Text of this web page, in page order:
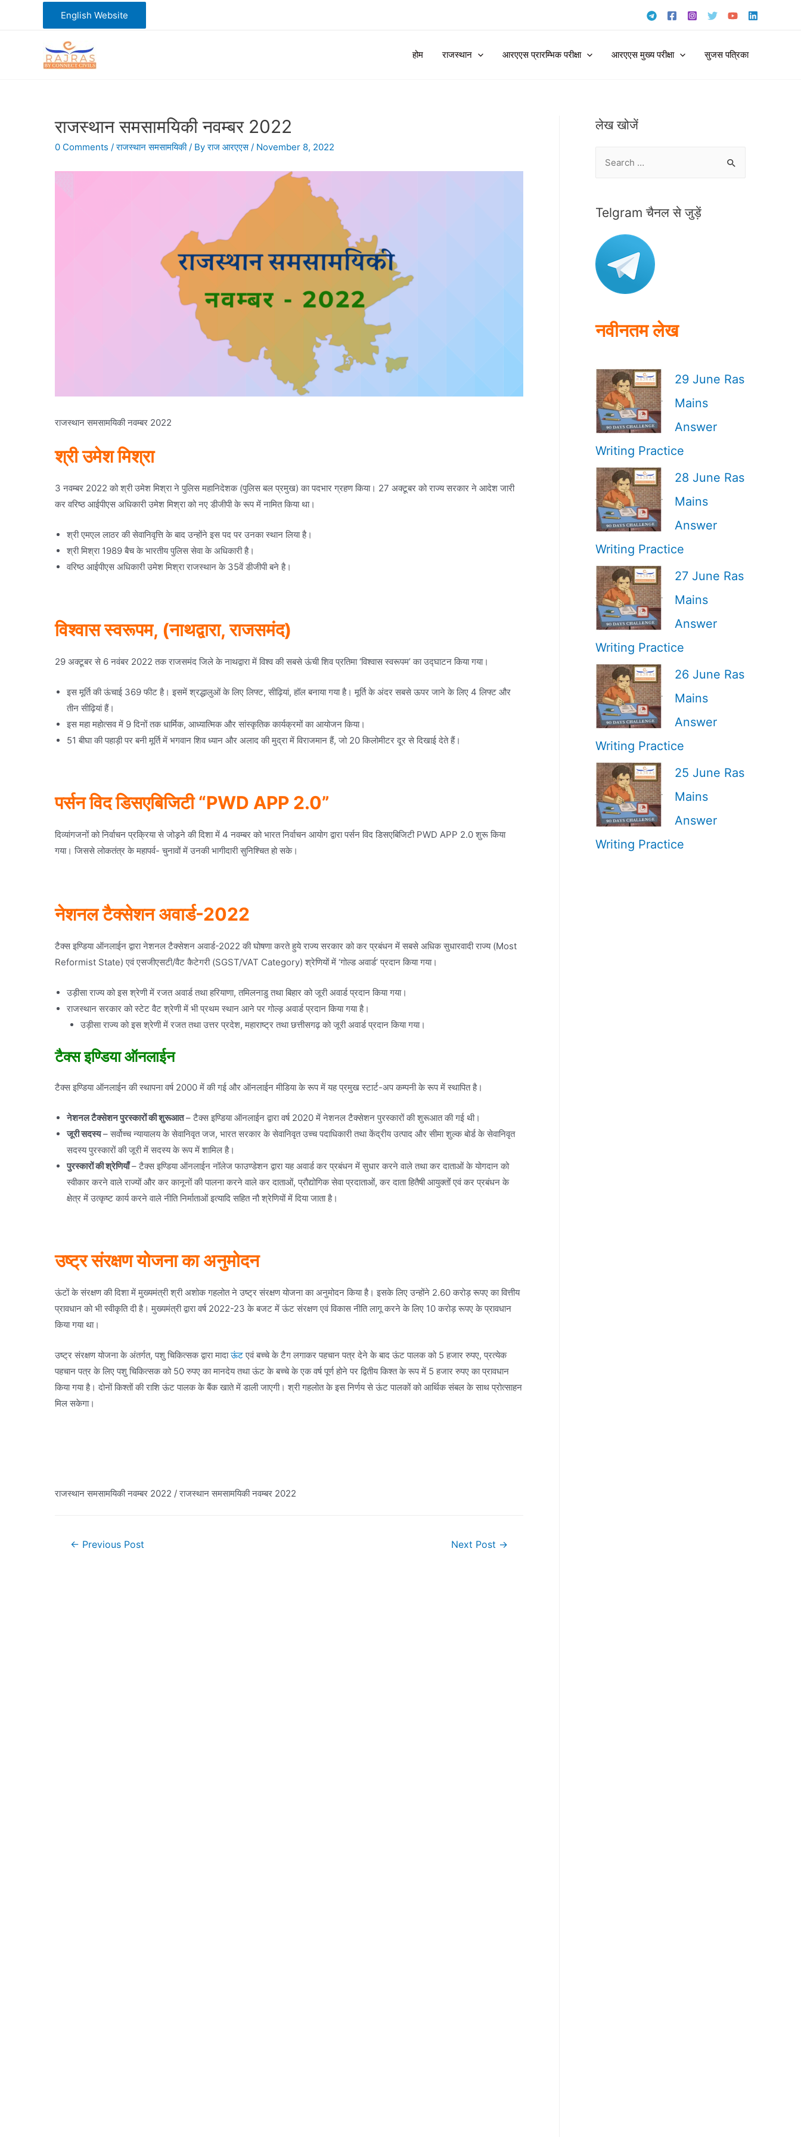
English Website
होम राजस्थान आरएएस प्रारम्भिक परीक्षा आरएएस मुख्य परीक्षा सुजस पत्रिका
राजस्थान समसामयिकी नवम्बर 2022
0 Comments /राजस्थान समसामयिकी/ Byराज आरएएस / November 8, 2022
राजस्थान समसामयिकी नवम्बर 2022
श्री उमेश मिश्रा
3 नवम्बर 2022 को श्री उमेश मिश्रा ने पुलिस महानिदेशक (पुलिस बल प्रमुख) का पदभार ग्रहण किया। 27 अक्टूबर को राज्य सरकार ने आदेश जारी
कर वरिष्ठ आईपीएस अधिकारी उमेश मिश्रा को नए डीजीपी के रूप में नामित किया था।
श्री एमएल लाठर की सेवानिवृत्ति के बाद उन्होंने इस पद पर उनका स्थान लिया है।
श्री मिश्रा 1989 बैच के भारतीय पुलिस सेवा के अधिकारी है।
वरिष्ठ आईपीएस अधिकारी उमेश मिश्रा राजस्थान के 35वें डीजीपी बने है।
विश्वास स्वरूपम, (नाथद्वारा, राजसमंद)
29 अक्टूबर से 6 नवंबर 2022 तक राजसमंद जिले के नाथद्वारा में विश्व की सबसे ऊंची शिव प्रतिमा ‘विश्वास स्वरूपम’ का उद्घाटन किया गया।
इस मूर्ति की ऊंचाई 369 फीट है। इसमें श्रद्धालुओं के लिए लिफ्ट, सीढ़ियां, हॉल बनाया गया है। मूर्ति के अंदर सबसे ऊपर जाने के लिए 4 लिफ्ट और
तीन सीढ़ियां हैं।
इस महा महोत्सव में 9 दिनों तक धार्मिक, आध्यात्मिक और सांस्कृतिक कार्यक्रमों का आयोजन किया।
51 बीघा की पहाड़ी पर बनी मूर्ति में भगवान शिव ध्यान और अलाद की मुद्रा में विराजमान हैं, जो 20 किलोमीटर दूर से दिखाई देते हैं।
पर्सन विद डिसएबिजिटी “PWD APP 2.0”
दिव्यांगजनों को निर्वाचन प्रक्रिया से जोड़़ने की दिशा में 4 नवम्बर को भारत निर्वाचन आयोग द्वारा पर्सन विद डिसएबिजिटी PWD APP 2.0 शुरू किया
गया। जिससे लोकतंत्र के महापर्व- चुनावों में उनकी भागीदारी सुनिश्चित हो सके।
नेशनल टैक्सेशन अवार्ड-2022
टैक्स इण्डिया ऑनलाईन द्वारा नेशनल टैक्सेशन अवार्ड-2022 की घोषणा करते हुये राज्य सरकार को कर प्रबंधन में सबसे अधिक सुधारवादी राज्य (Most
Reformist State) एवं एसजीएसटी/वैट कैटेगरी (SGST/VAT Category) श्रेणियों में ‘गोल्ड अवार्ड‘ प्रदान किया गया।
उड़ीसा राज्य को इस श्रेणी में रजत अवार्ड तथा हरियाणा, तमिलनाडु तथा बिहार को जूरी अवार्ड प्रदान किया गया।
राजस्थान सरकार को स्टेट वैट श्रेणी में भी प्रथम स्थान आने पर गोल्ड़ अवार्ड प्रदान किया गया है।
उड़ीसा राज्य को इस श्रेणी में रजत तथा उत्तर प्रदेश, महाराष्ट्र तथा छत्तीसगढ़ को जूरी अवार्ड प्रदान किया गया।
टैक्स इण्डिया ऑनलाईन
टैक्स इण्डिया ऑनलाईन की स्थापना वर्ष 2000 में की गई और ऑनलाईन मीडिया के रूप में यह प्रमुख स्टार्ट-अप कम्पनी के रूप में स्थापित है।
नेशनल टैक्सेशन पुरस्कारों की शुरूआत– टैक्स इण्डिया ऑनलाईन द्वारा वर्ष 2020 में नेशनल टैक्सेशन पुरस्कारों की शुरूआत की गई थी।
जूरी सदस्य– सर्वोच्च न्यायालय के सेवानिवृत जज, भारत सरकार के सेवानिवृत उच्च पदाधिकारी तथा केंद्रीय उत्पाद और सीमा शुल्क बोर्ड के सेवानिवृत
सदस्य पुरस्कारों की जूरी में सदस्य के रूप में शामिल है।
पुरस्कारों की श्रेणियाँ– टैक्स इण्डिया ऑनलाईन नॉलेज फाउण्डेशन द्वारा यह अवार्ड कर प्रबंधन में सुधार करने वाले तथा कर दाताओं के योगदान को
स्वीकार करने वाले राज्यों और कर कानूनों की पालना करने वाले कर दाताओं, प्रौद्योगिक सेवा प्रदाताओं, कर दाता हितैषी आयुक्तोंं एवं कर प्रबंधन के
क्षेत्र में उत्कृष्ट कार्य करने वाले नीति निर्माताओं इत्यादि सहित नौ श्रेणियों में दिया जाता है।
उष्ट्र संरक्षण योजना का अनुमोदन
ऊंटों के संरक्षण की दिशा में मुख्यमंत्री श्री अशोक गहलोत ने उष्ट्र संरक्षण योजना का अनुमोदन किया है। इसके लिए उन्होंने 2.60 करोड़ रूपए का वित्तीय
प्रावधान को भी स्वीकृति दी है। मुख्यमंत्री द्वारा वर्ष 2022-23 के बजट में ऊंट संरक्षण एवं विकास नीति लागू करने के लिए 10 करोड़ रूपए के प्रावधान
किया गया था।
उष्ट्र संरक्षण योजना के अंतर्गत, पशु चिकित्सक द्वारा मादाऊंटएवं बच्चे के टैग लगाकर पहचान पत्र देने के बाद ऊंट पालक को 5 हजार रुपए, प्रत्येक
पहचान पत्र के लिए पशु चिकित्सक को 50 रुपए का मानदेय तथा ऊंट के बच्चे के एक वर्ष पूर्ण होने पर द्वितीय किश्त के रूप में 5 हजार रुपए का प्रावधान
किया गया है। दोनों किश्तों की राशि ऊंट पालक के बैंक खाते में डाली जाएगी। श्री गहलोत के इस निर्णय से ऊंट पालकों को आर्थिक संबल के साथ प्रोत्साहन
मिल सकेगा।
राजस्थान समसामयिकी नवम्बर 2022 / राजस्थान समसामयिकी नवम्बर 2022
Post← Previous Post Next Post →
लेख खोजें
r
f
o
Telgram चैनल से जुड़ें
नवीनतम लेख
29 June Ras
Mains
Answer
Writing Practice
28 June Ras
Mains
Answer
Writing Practice
27 June Ras
Mains
Answer
Writing Practice
26 June Ras
Mains
Answer
Writing Practice
25 June Ras
Mains
Answer
Writing Practice